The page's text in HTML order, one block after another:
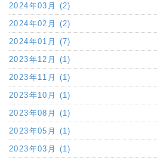
2024年03月 (2)
2024年02月 (2)
2024年01月 (7)
2023年12月 (1)
2023年11月 (1)
2023年10月 (1)
2023年08月 (1)
2023年05月 (1)
2023年03月 (1)